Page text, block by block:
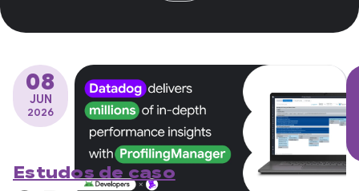
08
JUN
2026
Estudos de caso